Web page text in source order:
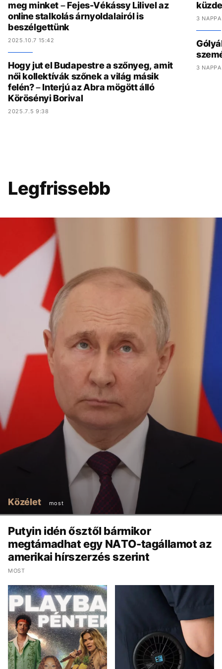
meg minket – Fejes-Vékássy Lilivel az
online stalkolás árnyoldalairól is
beszélgettünk
2025.10.7 15:42
Hogy jut el Budapestre a szőnyeg, amit
női kollektívák szőnek a világ másik
felén? – Interjú az Abra mögött álló
Körösényi Borival
2025.7.5 9:38
3
3
Legfrissebb
Közélet most
Putyin idén ősztől bármikor
megtámadhat egy NATO-tagállamot az
amerikai hírszerzés szerint
MOST